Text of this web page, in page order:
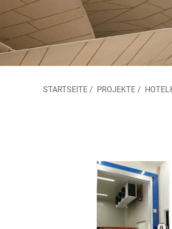
STARTSEITE / PROJEKTE /